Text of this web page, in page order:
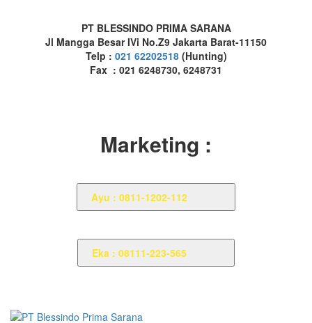
PT BLESSINDO PRIMA SARANA
Jl Mangga Besar IVi No.Z9 Jakarta Barat-11150
Telp : 021 62202518 (Hunting)
Fax : 021 6248730, 6248731
Marketing :
Ayu : 0811-1202-112
Eka : 08111-223-565